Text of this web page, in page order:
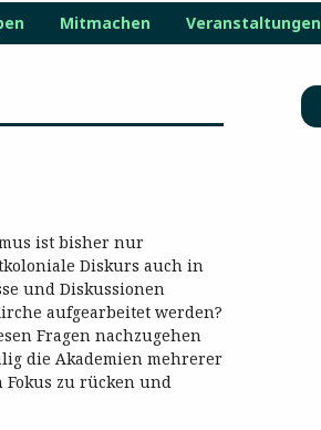
Mitmachen Veranstaltungen
ist bisher nur
Diskurs auch in
und Diskussionen
aufgearbeitet werden?
Fragen nachzugehen
die Akademien mehrerer
Fokus zu rücken und